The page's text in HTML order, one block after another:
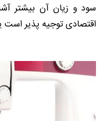
سود و زیان آن بیشتر
اقتصادی توجیه پذیر است